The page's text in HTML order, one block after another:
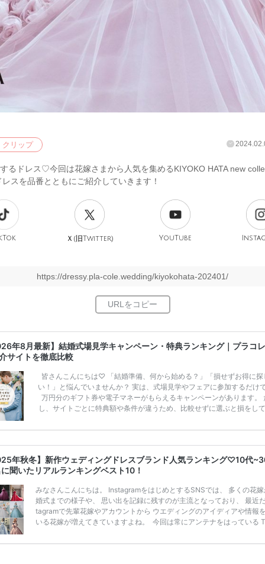
クリップ
るドレス♡今回は花嫁さまから人気を集めるKIYOKO HATA new
スを品番とともにご紹介していきます！
Ｘ(旧Twitter) YouTube
https://dressy.pla-cole.wedding/kiyokohata-202401/
年8月最新】結婚式場見学キャンペーン・特典ランキング｜プラコ
サイトを徹底比較
皆さんこんにちは♡ 「結婚準備、何から始める？」「損せずお得に探
い！」と悩んでいませんか？ 実は、式場見学やフェアに参加するだけ
万円分のギフト券や電子マネーがもらえるキャンペーンがあります。
し、サイトごとに特典額や条件が違うため、比較せずに選ぶと損をし
ンペーン特典ランキングを公開！ 比較サイト：プラコレ、ゼクシィ、
補を絞れる「ウェディング診断」か、体験型 […]続きを読む
年秋冬】新作ウェディングドレスブランド人気ランキング♡10代
聞いたリアルランキングベスト10！
みなさんこんにちは。 InstagramをはじめとするSNSでは、 多くの花
婚式までの様子や、 思い出を記録に残すのが主流となっており、 最近
tagramで先輩花嫁やアカウントから ウエディングのアイディアや情報
いる花嫁が増えてきていますよね。 ​ 今回は常にアンテナをはっている
票に参加しました。 こちらの記事では集計結果をリアルなランキング